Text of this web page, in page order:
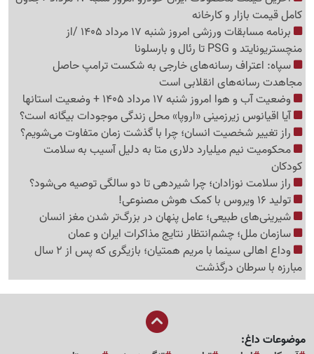
کامل قیمت بازار و کارخانه
برنامه مسابقات ورزشی امروز شنبه 17 مرداد 1405 /از
منچستریونایتد و PSG تا رئال و بارسلونا
سپاه: اعتراف رسانه‌های خارجی به شکست ترامپ حاصل
مجاهدت رسانه‌های انقلابی است
وضعیت آب و هوا امروز شنبه 17 مرداد 1405 + وضعیت استانها
آیا اقیانوس زیرزمینی «اروپا» محل زندگی موجودات بیگانه است؟
راز تغییر شخصیت انسان؛ چرا با گذشت زمان متفاوت می‌شویم؟
محکومیت نیم میلیارد دلاری متا به دلیل آسیب به سلامت
کودکان
راز سلامت نوزادان؛ چرا شیردهی تا دو سالگی توصیه می‌شود؟
تولید 16 ویروس با کمک هوش مصنوعی!
شیرینی‌های طبیعی؛ عامل پنهان در بزرگ‌تر شدن مغز انسان
سازمان ملل؛ چشم‌انتظار نتایج مذاکرات ایران و عمان
وداع اهالی سینما با مریم همتیان؛ بازیگری که پس از 2 سال
مبارزه با سرطان درگذشت
موضوعات داغ: